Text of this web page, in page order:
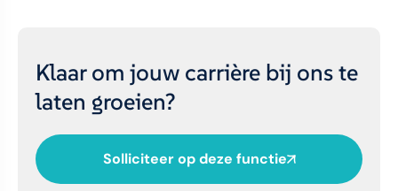
Klaar om jouw carrière bij ons te
laten groeien?
Solliciteer op deze functie